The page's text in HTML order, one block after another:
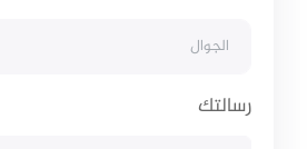
رسالتك